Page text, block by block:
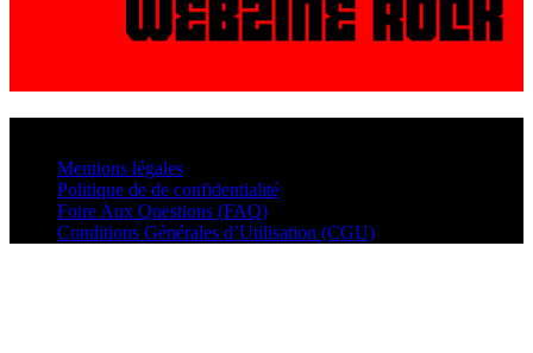
Mentions légales
Politique de de confidentialité
Foire Aux Questions (FAQ)
Conditions Générales d’Utilisation (CGU)